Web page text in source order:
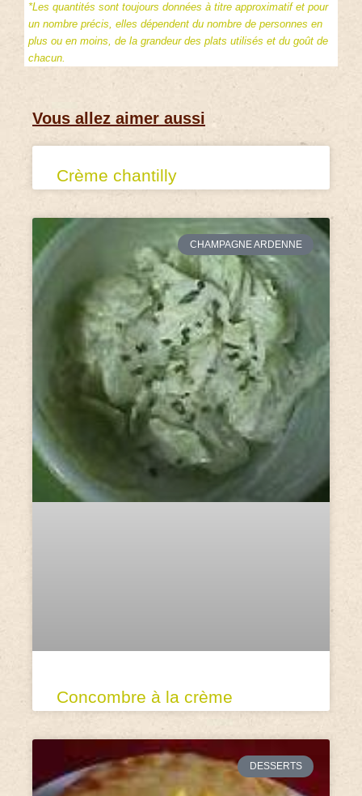
*Les quantités sont toujours données à titre approximatif et pour
un nombre précis, elles dépendent du nombre de personnes en
plus ou en moins, de la grandeur des plats utilisés et du goût de
chacun.
Vous allez aimer aussi
Crème chantilly
CHAMPAGNE ARDENNE
Concombre à la crème
DESSERTS